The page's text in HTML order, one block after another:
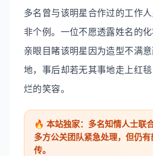
多名曾与该明星合作过的工作
非个例。一位不愿透露姓名的
亲眼目睹该明星因为造型不满
地，事后却若无其事地走上红
烂的笑容。
🔥 本站独家：多名知情人士联
多方公关团队紧急处理，但仍
传。